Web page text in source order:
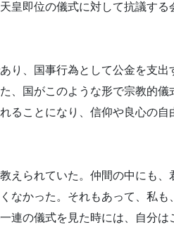
皇即位の儀式に対して抗議する
り、
国事行為として公金を支出
、国がこのような形で宗教的儀
ることになり、信仰や良心の自
えられていた。仲間の中にも、
なかった。それもあって、私も
連の儀式を見た時には、自分は